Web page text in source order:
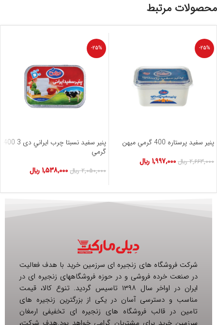
محصولات مرتبط
-25%
پنير سفيد پرستاره 400 گرمي ميهن
2,663,000 ﷼ 1,997,000 ﷼
-25%
پنير سفيد نسبتا چرب ايراني دی 3 400
گرمي
2,050,000 ﷼ 1,538,000 ﷼
شرکت فروشگاه های زنجیره ای سرزمین خرید با هدف فعالیت
در صنعت خرده فروشی و در حوزه فروشگاههای زنجیره ای در
ایران در اواخر سال ۱۳۹۸ تاسیس گردید. تنوع کالا، قیمت
مناسب و دسترسی آسان در یکی از بزرگترین زنجیره های
تامین در قالب فروشگاه های زنجیره ای تخفیفی ارمغان